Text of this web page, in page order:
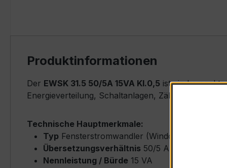
Produktinformationen
Der EWSK 31.5 50/5A 15VA Kl.0,5 ist ein
Energieverteilung, Schaltanlagen, Zählerfeldern
Technische Hauptmerkmale:
Typ Fensterstromwandler (Window-Type) –
Übersetzungsverhältnis 50/5 A
Nennleistung / Bürde 15 VA